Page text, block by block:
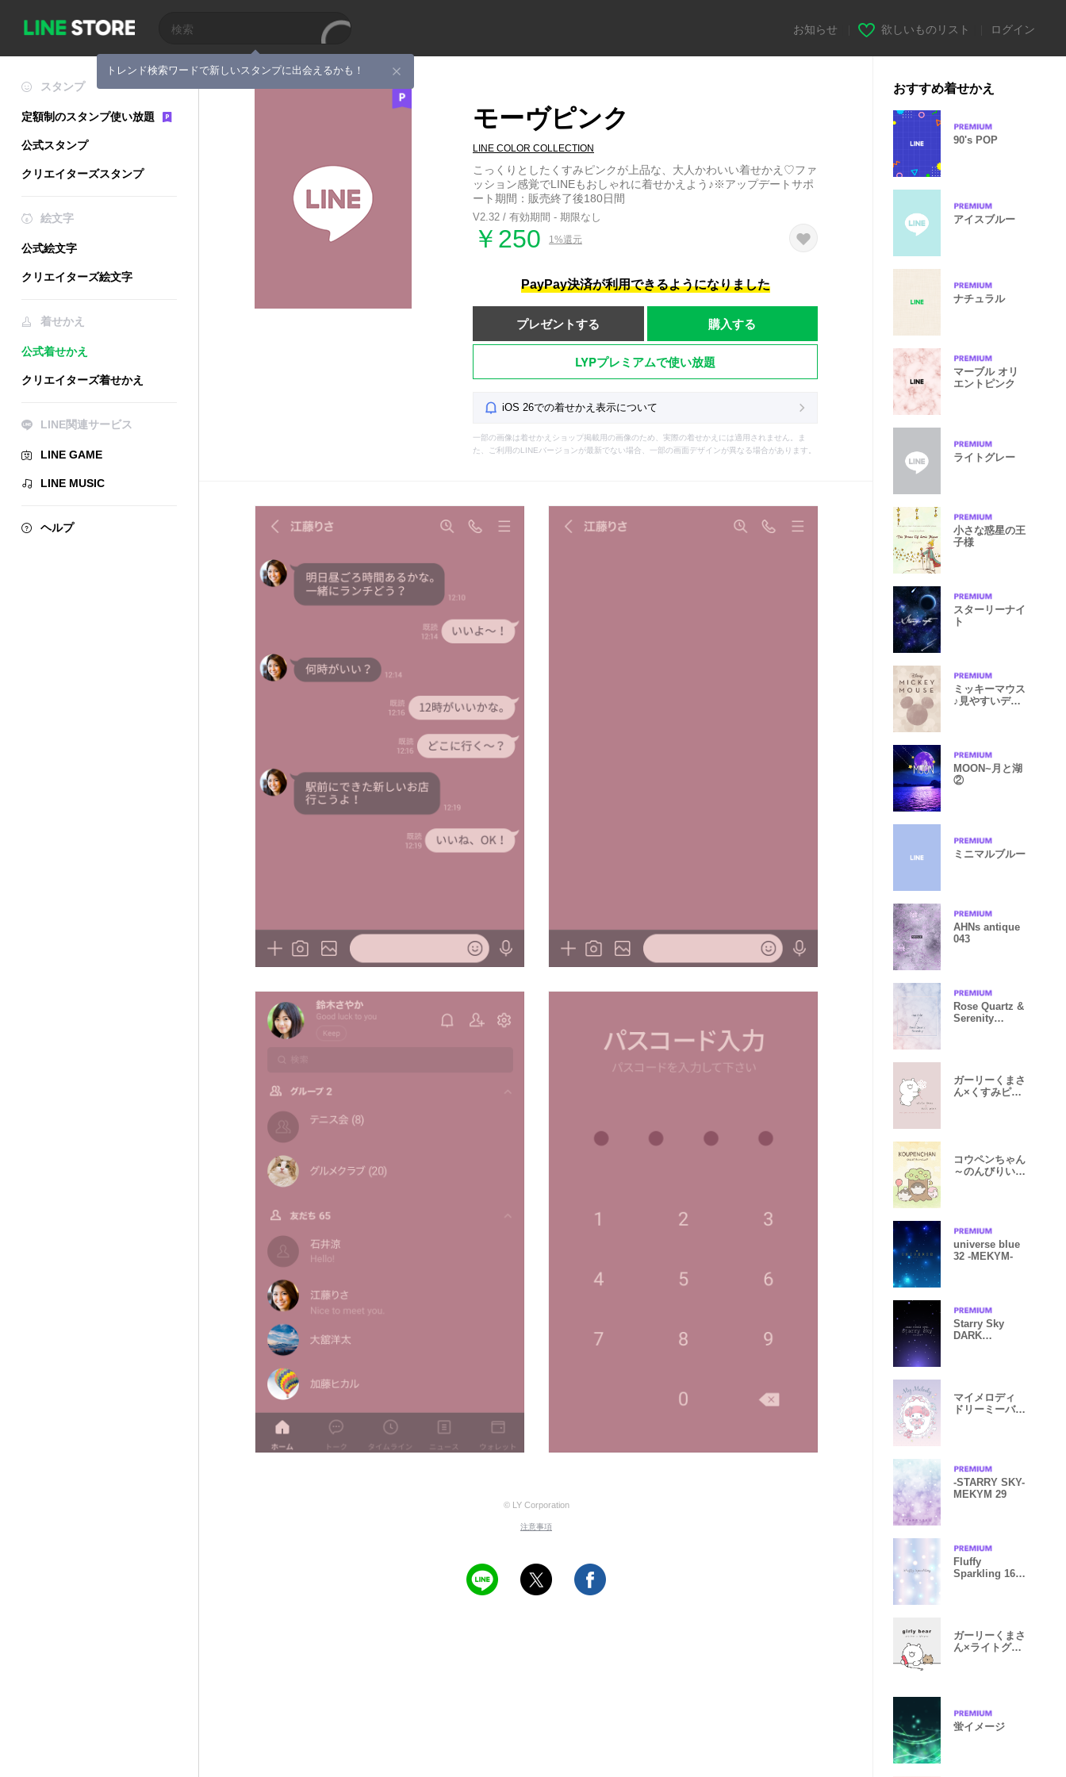
トレンド検索ワードで新しいスタンプに出会えるかも！
お知らせ 欲しいものリスト ログイン
スタンプ
定額制のスタンプ使い放題
公式スタンプ
クリエイターズスタンプ
絵文字
公式絵文字
クリエイターズ絵文字
着せかえ
公式着せかえ
クリエイターズ着せかえ
LINE関連サービス
LINE GAME
LINE MUSIC
ヘルプ
モーヴピンク
LINE COLOR COLLECTION
こっくりとしたくすみピンクが上品な、大人かわいい着せかえ♡ファ
ッション感覚でLINEもおしゃれに着せかえよう♪※アップデートサポ
ート期間：販売終了後180日間
V2.32 / 有効期間 - 期限なし
￥250 1%還元
PayPay決済が利用できるようになりました
プレゼントする 購入する
LYPプレミアムで使い放題
iOS 26での着せかえ表示について
一部の画像は着せかえショップ掲載用の画像のため、実際の着せかえには適用されません。ま
た、ご利用のLINEバージョンが最新でない場合、一部の画面デザインが異なる場合があります。
© LY Corporation
注意事項
おすすめ着せかえ
90's POP
アイスブルー
ナチュラル
マーブル オリ
エントピンク
ライトグレー
小さな惑星の王
子様
スターリーナイ
ト
ミッキーマウス
♪見やすいデザ
MOON~月と湖
②
ミニマルブルー
AHNs antique
043
Rose Quartz &
Serenity
ガーリーくまさ
ん×くすみピン
コウペンちゃん
～のんびりいっ
universe blue
32 -MEKYM-
Starry Sky
DARK
マイメロディ
ドリーミーバレ
-STARRY SKY-
MEKYM 29
Fluffy
Sparkling 16 -
ガーリーくまさ
ん×ライトグレ
蛍イメージ